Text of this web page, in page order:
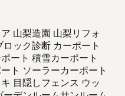
山梨造園 山梨リフォ
ック診断 カーポート
ート 積雪カーポート
ト ソーラーカーポート
目隠しフェンス ウッ